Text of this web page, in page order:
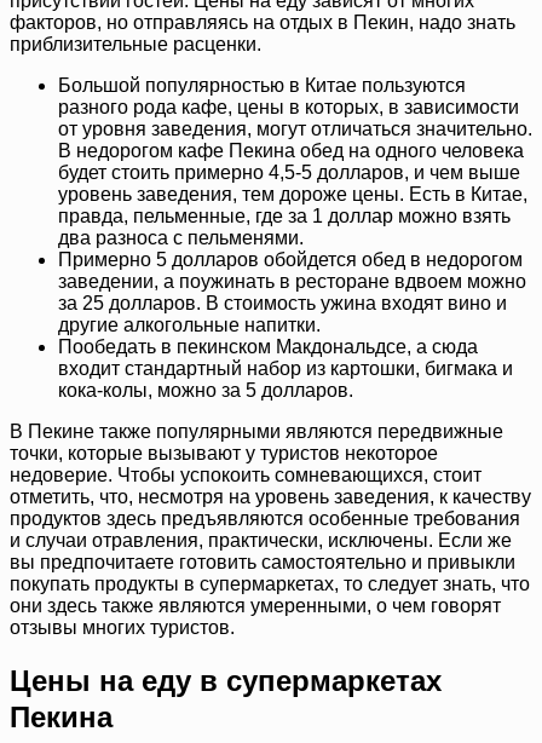
факторов, но отправляясь на отдых в Пекин, надо знать
приблизительные расценки.
Большой популярностью в Китае пользуются
разного рода кафе, цены в которых, в зависимости
от уровня заведения, могут отличаться значительно.
В недорогом кафе Пекина обед на одного человека
будет стоить примерно 4,5-5 долларов, и чем выше
уровень заведения, тем дороже цены. Есть в Китае,
правда, пельменные, где за 1 доллар можно взять
два разноса с пельменями.
Примерно 5 долларов обойдется обед в недорогом
заведении, а поужинать в ресторане вдвоем можно
за 25 долларов. В стоимость ужина входят вино и
другие алкогольные напитки.
Пообедать в пекинском Макдональдсе, а сюда
входит стандартный набор из картошки, бигмака и
кока-колы, можно за 5 долларов.
В Пекине также популярными являются передвижные
точки, которые вызывают у туристов некоторое
недоверие. Чтобы успокоить сомневающихся, стоит
отметить, что, несмотря на уровень заведения, к качеству
продуктов здесь предъявляются особенные требования
и случаи отравления, практически, исключены. Если же
вы предпочитаете готовить самостоятельно и привыкли
покупать продукты в супермаркетах, то следует знать, что
они здесь также являются умеренными, о чем говорят
отзывы многих туристов.
Цены на еду в супермаркетах
Пекина